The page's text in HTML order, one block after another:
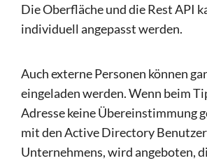
Die Oberfläche und die Rest API
individuell angepasst werden.
Auch externe Personen können
eingeladen werden. Wenn beim
Adresse keine Übereinstimmung
mit den Active Directory
Unternehmens, wird angeboten,